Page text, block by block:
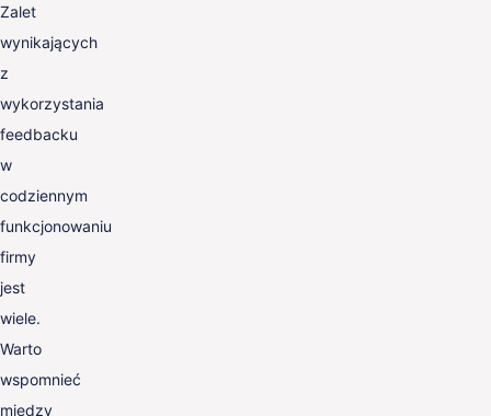
Zalet
wynikających
z
wykorzystania
feedbacku
w
codziennym
funkcjonowaniu
firmy
jest
wiele.
Warto
wspomnieć
między